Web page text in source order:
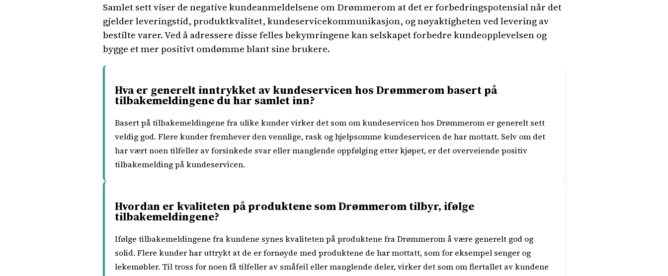
Samlet sett viser de negative kundeanmeldelsene om Drømmerom at det er forbedringspotensial når det
gjelder leveringstid, produktkvalitet, kundeservicekommunikasjon, og nøyaktigheten ved levering av
bestilte varer. Ved å adressere disse felles bekymringene kan selskapet forbedre kundeopplevelsen og
bygge et mer positivt omdømme blant sine brukere.
Hva er generelt inntrykket av kundeservicen hos Drømmerom basert på
tilbakemeldingene du har samlet inn?
Basert på tilbakemeldingene fra ulike kunder virker det som om kundeservicen hos Drømmerom er generelt sett
veldig god. Flere kunder fremhever den vennlige, rask og hjelpsomme kundeservicen de har mottatt. Selv om det
har vært noen tilfeller av forsinkede svar eller manglende oppfølging etter kjøpet, er det overveiende positiv
tilbakemelding på kundeservicen.
Hvordan er kvaliteten på produktene som Drømmerom tilbyr, ifølge
tilbakemeldingene?
Ifølge tilbakemeldingene fra kundene synes kvaliteten på produktene fra Drømmerom å være generelt god og
solid. Flere kunder har uttrykt at de er fornøyde med produktene de har mottatt, som for eksempel senger og
lekemøbler. Til tross for noen få tilfeller av småfeil eller manglende deler, virker det som om flertallet av kundene